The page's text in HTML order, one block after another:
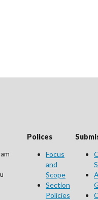
Polices
Focus
and
Scope
Section
Policies